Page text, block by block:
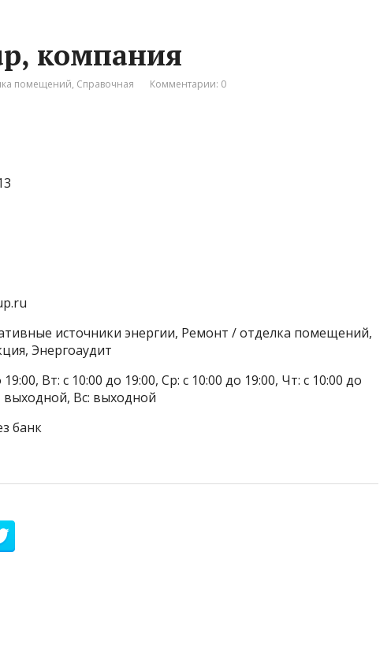
компания
помещений, Справочная Комментарии: 0
источники энергии, Ремонт / отделка помещений,
Энергоаудит
Вт: с 10:00 до 19:00, Ср: с 10:00 до 19:00, Чт: с 10:00 до
выходной, Вс: выходной
банк